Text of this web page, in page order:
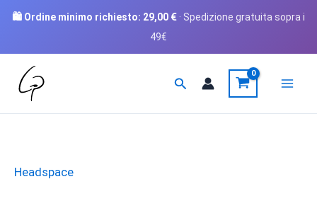
🛍️ Ordine minimo richiesto: 29,00 € · Spedizione gratuita sopra i
49€
contenuto
Cerca
Headspace